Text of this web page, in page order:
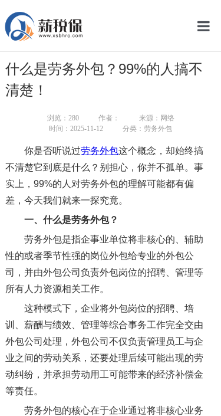
网
什么是劳务外包？99%的人搞不
清楚！
浏览： 280 作者：
来源：网络
时间：2025-11-12
分类：劳务外包
你是否听说过劳务外包这个概念，却始终搞
不清楚它到底是什么？别担心，你并不孤单。事
实上，99%的人对劳务外包的理解可能都有偏
差，今天我们就来一探究竟。
一、什么是劳务外包？
劳务外包是指企事业单位将非核心的、辅助
性的或者季节性强的岗位外包给专业的外包公
司，并由外包公司负责外包岗位的招聘、管理等
所有人力资源相关工作。
这种模式下，企业将外包岗位的招聘、培
训、薪酬与绩效、管理等综合事务工作完全交由
外包公司处理，外包公司不仅负责管理员工与企
业之间的劳动关系，还要处理后续可能出现的劳
动纠纷，并承担劳动用工可能带来的经济补偿金
等责任。
劳务外包的核心在于企业通过将非核心业务